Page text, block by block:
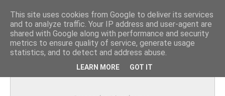
This site uses cookies from Google to deliver its services
and to analyze traffic. Your IP address and user-agent are
shared with Google along with performance and security
metrics to ensure quality of service, generate usage
statistics, and to detect and address abuse.
LEARN MORE GOT IT